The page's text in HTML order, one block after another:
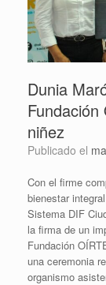
Dunia
niñez
Publicado el
Con el firme
bienestar
Sistema DIF
la firma de un
Fundación
una ceremonia
organismo